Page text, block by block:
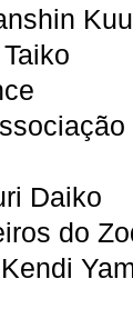
Daiko
do